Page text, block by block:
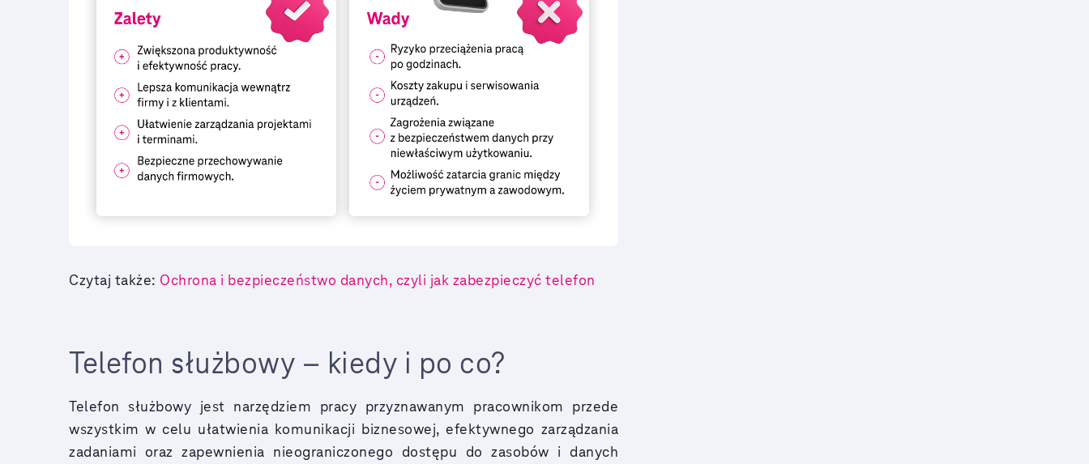
Czytaj także: Ochrona i bezpieczeństwo danych, czyli jak zabezpieczyć telefon
Telefon służbowy – kiedy i po co?
Telefon służbowy jest narzędziem pracy przyznawanym pracownikom przede
wszystkim w celu ułatwienia komunikacji biznesowej, efektywnego zarządzania
zadaniami oraz zapewnienia nieograniczonego dostępu do zasobów i danych